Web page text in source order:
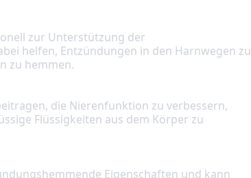
helfen, Entzündungen in den Harnwegen zu
zu hemmen.
Flüssigkeiten aus dem Körper zu